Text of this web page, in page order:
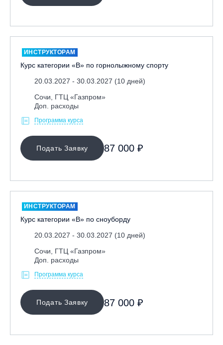
Ярославль, СП «Изгиб»
ОЧИСТИТЬ ФИЛЬТР
ИНСТРУКТОРАМ
Курс категории «В» по горнолыжному спорту
20.03.2027 - 30.03.2027 (10 дней)
Сочи, ГТЦ «Газпром»
Доп. расходы
Программа курса
Подать Заявку 87 000 ₽
ИНСТРУКТОРАМ
Курс категории «В» по сноуборду
20.03.2027 - 30.03.2027 (10 дней)
Сочи, ГТЦ «Газпром»
Доп. расходы
Программа курса
Подать Заявку 87 000 ₽